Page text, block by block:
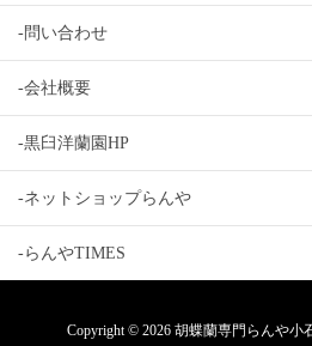
-問い合わせ
-会社概要
-黒臼洋蘭園HP
-ネットショップらんや
-らんやTIMES
Copyright © 2026 胡蝶蘭専門らんや小